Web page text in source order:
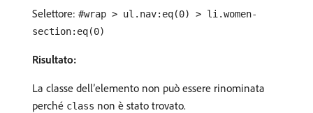
Selettore: #wrap > ul.nav:eq(0) > li.women-
section:eq(0)
Risultato:
La classe dell’elemento non può essere rinominata
perché class non è stato trovato.